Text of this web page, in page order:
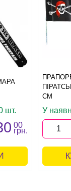
шт.
00
грн.
СМ
У